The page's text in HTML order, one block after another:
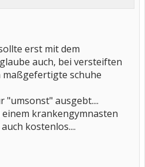
erst mit dem
auch, bei versteiften
schuhe
"umsonst" ausgebt....
krankengymnasten
kostenlos....